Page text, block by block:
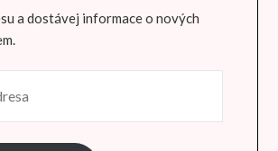
a dostávej informace o nových